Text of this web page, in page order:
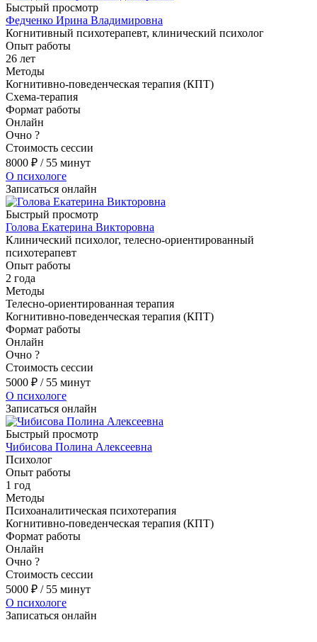
Быстрый просмотр
Федченко Ирина Владимировна
Когнитивный психотерапевт, клинический психолог
Опыт работы
26 лет
Методы
Когнитивно-поведенческая терапия (КПТ)
Схема-терапия
Формат работы
Онлайн
Очно ?
Стоимость сессии
8000 ₽ / 55 минут
О психологе
Записаться онлайн
Быстрый просмотр
Голова Екатерина Викторовна
Клинический психолог, телесно-ориентированный
психотерапевт
Опыт работы
2 года
Методы
Телесно-ориентированная терапия
Когнитивно-поведенческая терапия (КПТ)
Формат работы
Онлайн
Очно ?
Стоимость сессии
5000 ₽ / 55 минут
О психологе
Записаться онлайн
Быстрый просмотр
Чибисова Полина Алексеевна
Психолог
Опыт работы
1 год
Методы
Психоаналитическая психотерапия
Когнитивно-поведенческая терапия (КПТ)
Формат работы
Онлайн
Очно ?
Стоимость сессии
5000 ₽ / 55 минут
О психологе
Записаться онлайн